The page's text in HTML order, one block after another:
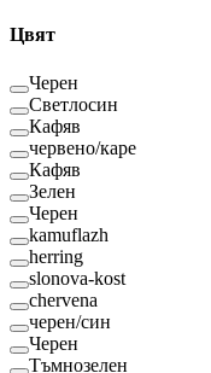
Цвят
Черен
Светлосин
Кафяв
червено/каре
Кафяв
Зелен
Черен
kamuflazh
herring
slonova-kost
chervena
черен/син
Черен
Тъмнозелен